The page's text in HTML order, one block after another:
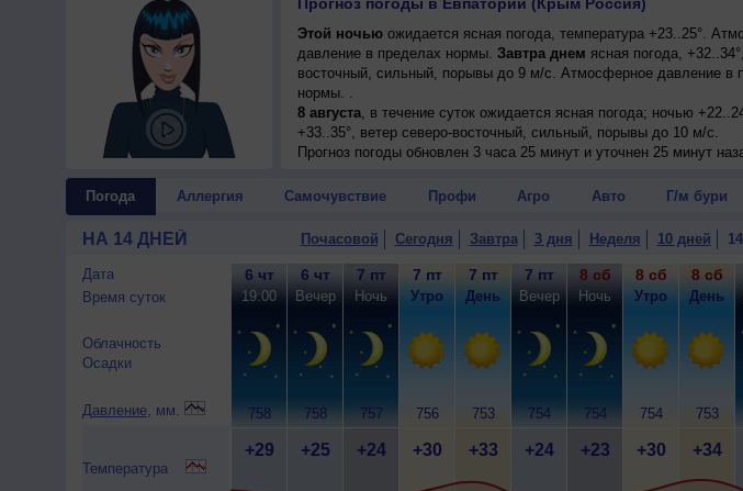
Этой ночьюожидается ясная погода, температура +23..25°.
давление в пределах нормы. Завтра днем ясная погода,
восточный, сильный, порывы до 9 м/с. Атмосферное давление в
нормы. .
8 августа, в течение суток ожидается ясная погода; ночью
+33..35°, ветер северо-восточный, сильный, порывы до 10 м/с.
Прогноз погоды обновлен 3 часа 25 минут и уточнен 25 минут
Погода Аллергия Самочувствие Профи Агро Авто Г/м бури
НА 14 ДНЕЙ Почасовой Сегодня Завтра 3 дня Неделя 10 дней
Дата
Время суток
Облачность
Осадки
Давление, мм.
Температура
6 чт
19:00
758
+29
6 чт
Вечер
758
+25
7 пт
Ночь
757
+24
7 пт
Утро
756
+30
7 пт
День
753
+33
7 пт
Вечер
754
+24
8 сб
Ночь
754
+23
8 сб
Утро
754
+30
8 сб
День
753
+34